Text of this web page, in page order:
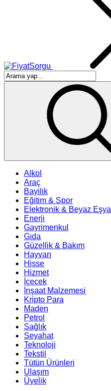
Alkol
Araç
Bayilik
Eğitim & Spor
Elektronik & Beyaz Eşya
Enerji
Gayrimenkul
Gıda
Güzellik & Bakım
Hayvan
Hisse
Hizmet
İçecek
İnşaat Malzemesi
Kripto Para
Maden
Petrol
Sağlık
Seyahat
Teknoloji
Tekstil
Tütün Ürünleri
Ulaşım
Üyelik